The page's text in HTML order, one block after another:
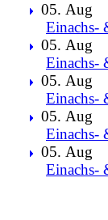
05. Aug
Einachs-
05. Aug
Einachs-
05. Aug
Einachs-
05. Aug
Einachs-
05. Aug
Einachs-